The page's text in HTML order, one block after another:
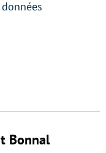
Bonnal